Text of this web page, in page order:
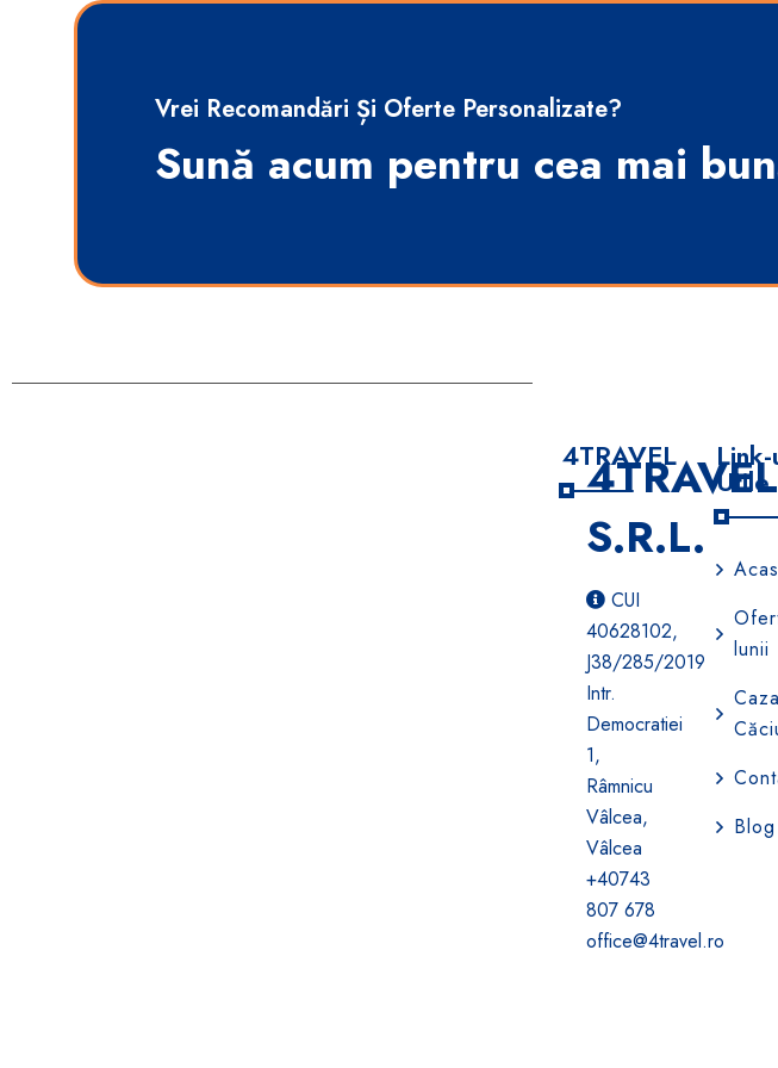
Vrei Recomandări Și Oferte Personalizate?
Sună acum pentru cea mai
4TRAVEL
4TRAVEL
S.R.L.
CUI
40628102,
J38/285/2019
Intr.
Democratiei
1,
Râmnicu
Vâlcea,
Vâlcea
+40743
807 678
office@4travel.ro
Utile
lunii
Blog